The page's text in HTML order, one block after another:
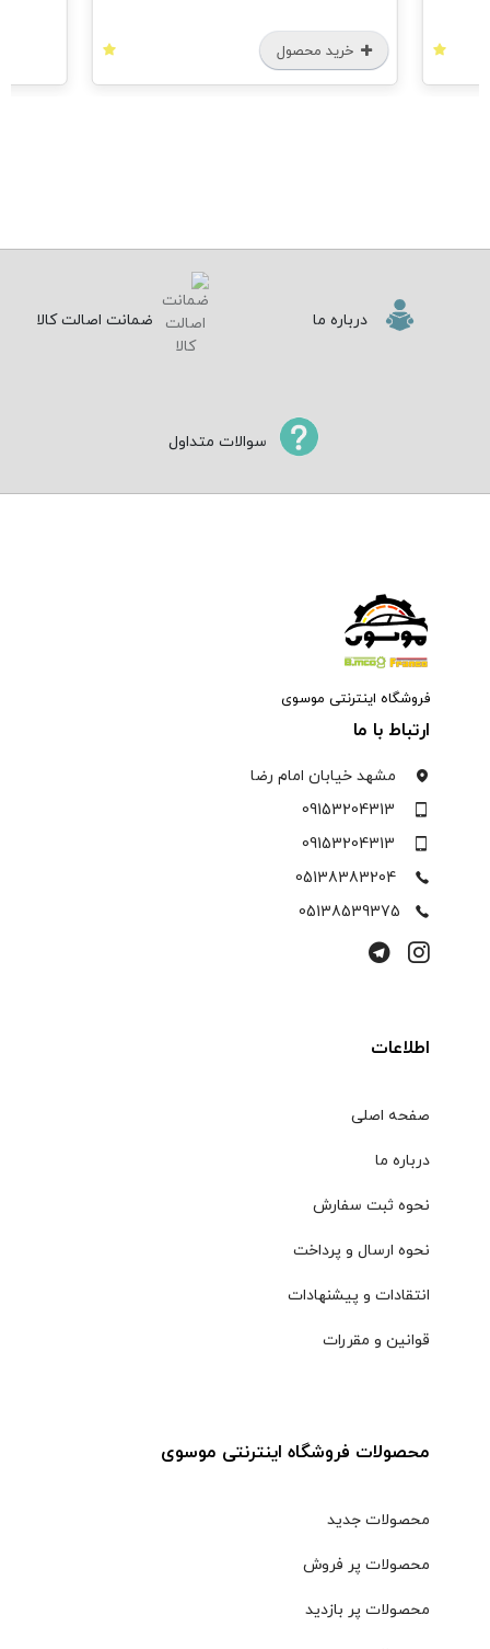
خرید محصول
درباره ما ضمانت اصالت کالا
سوالات متداول
فروشگاه اینترنتی موسوی
ارتباط با ما
مشهد خیابان امام رضا
09153204313
09153204313
05138383204
05138539375
اطلاعات
صفحه اصلی
درباره ما
نحوه ثبت سفارش
نحوه ارسال و پرداخت
انتقادات و پیشنهادات
قوانین و مقررات
محصولات فروشگاه اینترنتی موسوی
محصولات جدید
محصولات پر فروش
محصولات پر بازدید